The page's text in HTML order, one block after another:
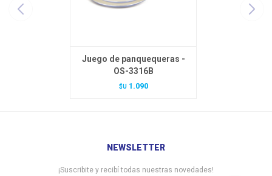
Juego de panquequeras -
OS-3316B
$U 1.090
NEWSLETTER
¡Suscribite y recibí todas nuestras novedades!